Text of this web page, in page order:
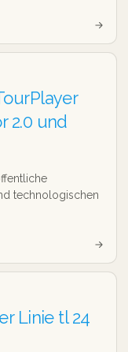
2.0 und
technologischen
Linie tl 24